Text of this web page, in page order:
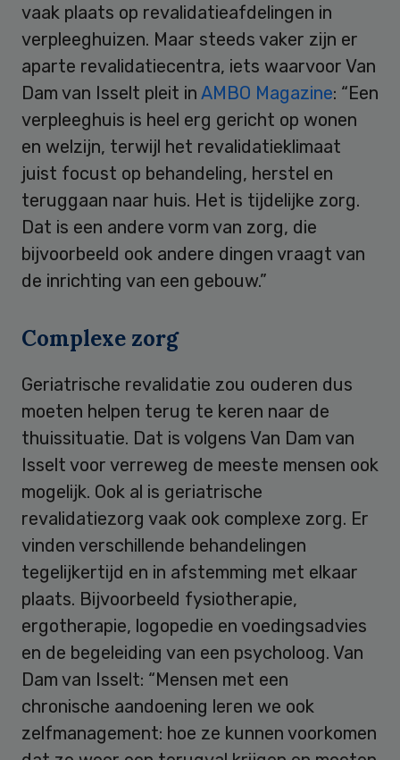
vaak plaats op revalidatieafdelingen in
verpleeghuizen. Maar steeds vaker zijn er
aparte revalidatiecentra, iets waarvoor Van
Dam van Isselt pleit in AMBO Magazine: “Een
verpleeghuis is heel erg gericht op wonen
en welzijn, terwijl het revalidatieklimaat
juist focust op behandeling, herstel en
teruggaan naar huis. Het is tijdelijke zorg.
Dat is een andere vorm van zorg, die
bijvoorbeeld ook andere dingen vraagt van
de inrichting van een gebouw.”
Complexe zorg
Geriatrische revalidatie zou ouderen dus
moeten helpen terug te keren naar de
thuissituatie. Dat is volgens Van Dam van
Isselt voor verreweg de meeste mensen ook
mogelijk. Ook al is geriatrische
revalidatiezorg vaak ook complexe zorg. Er
vinden verschillende behandelingen
tegelijkertijd en in afstemming met elkaar
plaats. Bijvoorbeeld fysiotherapie,
ergotherapie, logopedie en voedingsadvies
en de begeleiding van een psycholoog. Van
Dam van Isselt: “Mensen met een
chronische aandoening leren we ook
zelfmanagement: hoe ze kunnen voorkomen